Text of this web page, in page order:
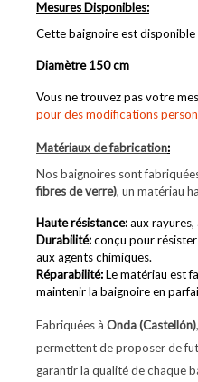
Mesures Disponibles:
Cette baignoire est disponible
Diamètre 150 cm
Vous ne trouvez pas votre
pour des modifications
Matériaux de fabrication:
Nos baignoires sont
fibres de verre), un matériau
Haute résistance:aux rayures,
Durabilité:conçu pour
aux agents chimiques.
Réparabilité:Le matériau est
maintenir la baignoire en
Fabriquées à Onda (Castellón)
permettent de proposer de
garantir la qualité de chaque